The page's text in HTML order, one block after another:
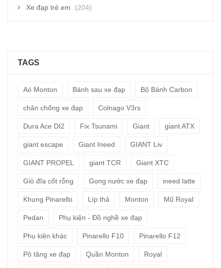
Xe đạp trẻ em
(204)
TAGS
Aó Monton Bánh sau xe đạp Bộ Bánh Carbon
chân chống xe đạp Colnago V3rs
Dura Ace DI2 Fix Tsunami Giant giant ATX
giant escape Giant Ineed GIANT Liv
GIANT PROPEL giant TCR Giant XTC
Giò đĩa cốt rỗng Gọng nước xe đạp ineed latte
Khung Pinarello Líp thả Monton Mũ Royal
Pedan Phụ kiện - Đồ nghề xe đạp
Phụ kiện khác Pinarello F10 Pinarello F12
Pô tăng xe đạp Quần Monton Royal